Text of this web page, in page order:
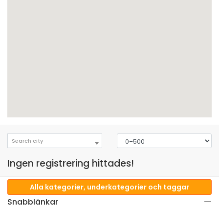
Search city
Ingen registrering hittades!
Alla kategorier, underkategorier och taggar
Snabblänkar